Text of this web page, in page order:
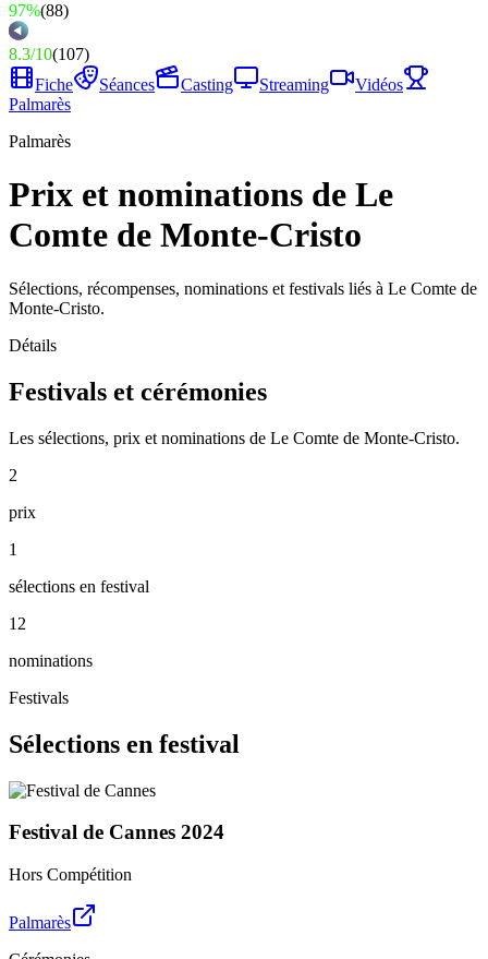
97%(88)
8.3/10(107)
Fiche
Séances Casting Streaming
Vidéos
Palmarès
Palmarès
Prix et nominations de Le
Comte de Monte-Cristo
Sélections, récompenses, nominations et festivals liés à Le Comte de
Monte-Cristo.
Détails
Festivals et cérémonies
Les sélections, prix et nominations de Le Comte de Monte-Cristo.
2
prix
1
sélections en festival
12
nominations
Festivals
Sélections en festival
Festival de Cannes 2024
Hors Compétition
Palmarès